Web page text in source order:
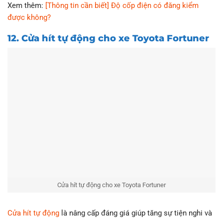
Xem thêm: [Thông tin cần biết] Độ cốp điện có đăng kiểm
được không?
12. Cửa hít tự động cho xe Toyota Fortuner
Cửa hít tự động cho xe Toyota Fortuner
Cửa hít tự động là nâng cấp đáng giá giúp tăng sự tiện nghi và